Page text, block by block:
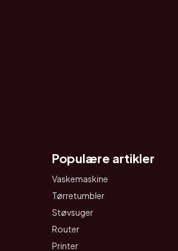
Populære artikler
Vaskemaskine
Tørretumbler
Støvsuger
Router
Printer